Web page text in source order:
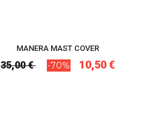
MANERA MAST COVER
35,00 € -70% 10,50 €